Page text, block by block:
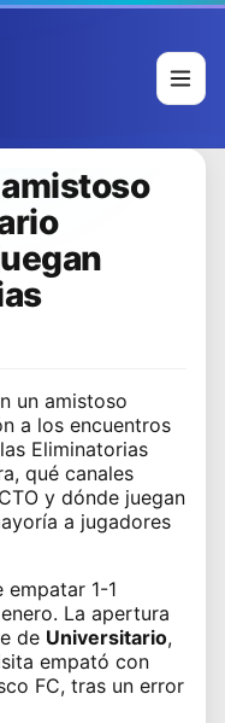
un amistoso
a los encuentros
Eliminatorias
qué canales
y dónde juegan
a jugadores
empatar 1-1
La apertura
de Universitario,
empató con
FC, tras un error